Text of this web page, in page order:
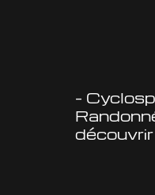
–
découvrir